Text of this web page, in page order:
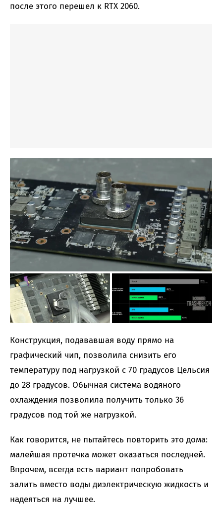
после этого перешел к RTX 2060.
Конструкция, подававшая воду прямо на
графический чип, позволила снизить его
температуру под нагрузкой с 70 градусов Цельсия
до 28 градусов. Обычная система водяного
охлаждения позволила получить только 36
градусов под той же нагрузкой.
Как говорится, не пытайтесь повторить это дома:
малейшая протечка может оказаться последней.
Впрочем, всегда есть вариант попробовать
залить вместо воды диэлектрическую жидкость и
надеяться на лучшее.